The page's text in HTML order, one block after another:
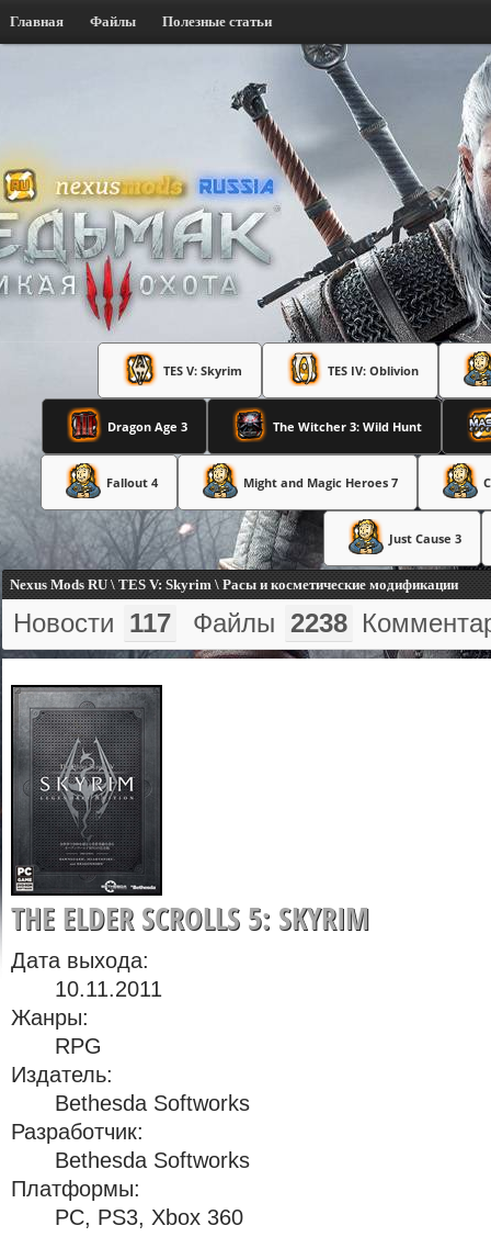
Главная Файлы Полезные статьи
TES V: Skyrim TES IV: Oblivion
Dragon Age 3 The Witcher 3: Wild Hunt
Fallout 4 Might and Magic Heroes 7
Just Cause 3
Nexus Mods RU \ TES V: Skyrim \ Расы и косметические модификации
Новости 117 Файлы 2238
THE ELDER SCROLLS 5: SKYRIM
Дата выхода:
10.11.2011
Жанры:
RPG
Издатель:
Bethesda Softworks
Разработчик:
Bethesda Softworks
Платформы:
PC, PS3, Xbox 360